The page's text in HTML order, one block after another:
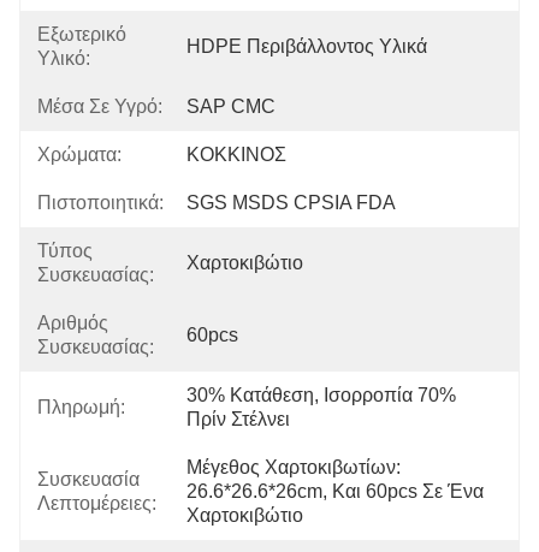
Εξωτερικό
Υλικό:
HDPE Περιβάλλοντος Υλικά
Μέσα Σε Υγρό: SAP CMC
Χρώματα: ΚΟΚΚΙΝΟΣ
Πιστοποιητικά: SGS MSDS CPSIA FDA
Τύπος
Συσκευασίας:
Χαρτοκιβώτιο
Αριθμός
Συσκευασίας:
60pcs
Πληρωμή:
30% Κατάθεση, Ισορροπία 70%
Πρίν Στέλνει
Συσκευασία
Λεπτομέρειες:
Μέγεθος Χαρτοκιβωτίων:
26.6*26.6*26cm, Και 60pcs Σε Ένα
Χαρτοκιβώτιο